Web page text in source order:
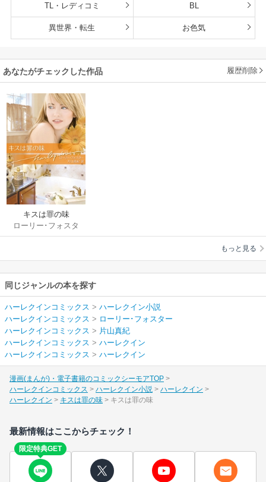
TL・レディコミ BL
異世界・転生 お色気
あなたがチェックした作品 履歴削除
キスは罪の味
ローリー･フォスタ
ー/片山真紀
もっと見る
同じジャンルの本を探す
ハーレクインコミックス > ハーレクイン小説
ハーレクインコミックス > ローリー･フォスター
ハーレクインコミックス > 片山真紀
ハーレクインコミックス > ハーレクイン
ハーレクインコミックス > ハーレクイン
漫画(まんが)・電子書籍のコミックシーモアTOP
ハーレクインコミックス
ハーレクイン小説
ハーレクイン
ハーレクイン
キスは罪の味 キスは罪の味
最新情報はここからチェック！
限定特典GET